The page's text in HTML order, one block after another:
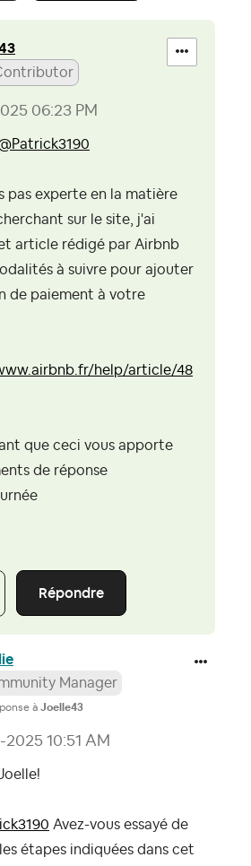
06:23 PM
pas experte en la matière
sur le site, j'ai
article rédigé par Airbnb
à suivre pour ajouter
de paiement à votre
help/article/48
que ceci vous apporte
de réponse
Répondre
Manager
à Joelle43
2025 10:51 AM
Avez-vous essayé de
étapes indiquées dans cet